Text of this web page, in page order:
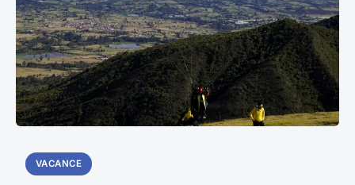
VACANCE